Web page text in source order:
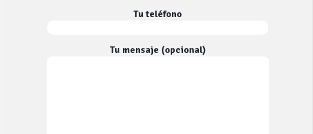
Tu teléfono
Tu mensaje (opcional)